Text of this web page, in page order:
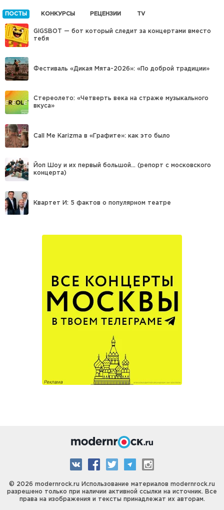
ПОСТЫ КОНКУРСЫ РЕЦЕНЗИИ TV
GIGSBOT — бот который следит за концертами вместо
тебя
Фестиваль «Дикая Мята-2026»: «По доброй традиции»
Стереолето: «Четверть века на страже музыкального
вкуса»
Call Me Karizma в «Графите»: как это было
Йоп Шоу и их первый большой… (репорт с московского
концерта)
Квартет И: 5 фактов о популярном театре
© 2026 modernrock.ru Использование материалов modernrock.ru
разрешено только при наличии активной ссылки на источник. Все
права на изображения и тексты принадлежат их авторам.